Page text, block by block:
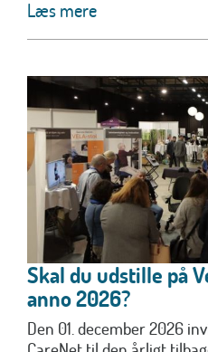
Læs mere
Skal du udstille på
anno 2026?
Den 01. december 2026